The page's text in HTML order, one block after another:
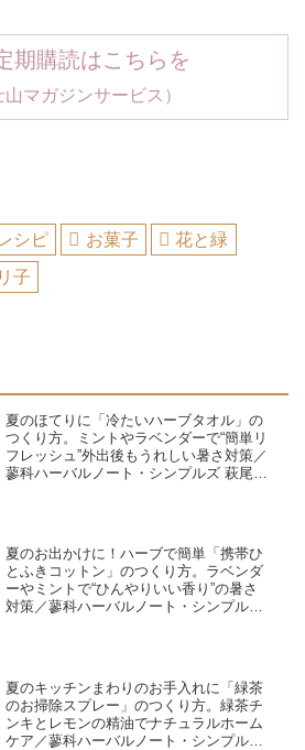
期購読はこちらを
マガジンサービス）
シピ お菓子
花と緑
子
夏のほてりに「冷たいハーブタオル」の
つくり方。ミントやラベンダーで“簡単リ
フレッシュ”外出後もうれしい暑さ対策／
蓼科ハーバルノート・シンプルズ 萩尾エ
夏のお出かけに！ハーブで簡単「携帯ひ
とふきコットン」のつくり方。ラベンダ
ーやミントで“ひんやりいい香り”の暑さ
対策／蓼科ハーバルノート・シンプルズ
夏のキッチンまわりのお手入れに「緑茶
のお掃除スプレー」のつくり方。緑茶チ
ンキとレモンの精油でナチュラルホーム
ケア／蓼科ハーバルノート・シンプルズ